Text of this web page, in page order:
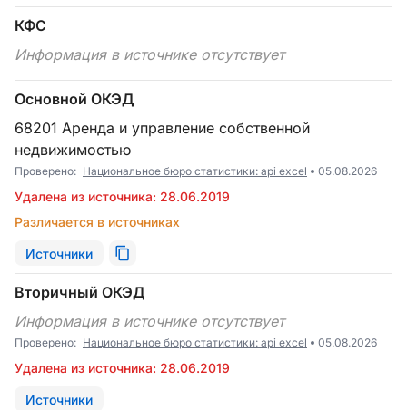
КФС
Информация в источнике отсутствует
Основной ОКЭД
68201 Аренда и управление собственной
недвижимостью
Проверено: Национальное бюро статистики: api excel 05.08.2026
Удалена из источника: 28.06.2019
Различается в источниках
Источники
Вторичный ОКЭД
Информация в источнике отсутствует
Проверено: Национальное бюро статистики: api excel 05.08.2026
Удалена из источника: 28.06.2019
Источники